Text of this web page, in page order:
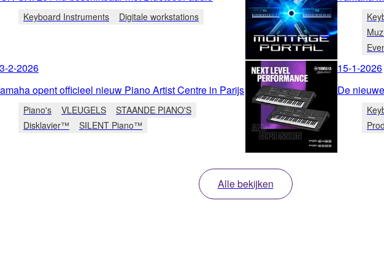
Keyboard Instruments Digitale workstations
2-2026
opent officieel nieuw Piano Artist Centre in Parijs
Piano's VLEUGELS
STAANDE PIANO'S
Disklavier™
SILENT Piano™
15-1-2026
De
Alle bekijken